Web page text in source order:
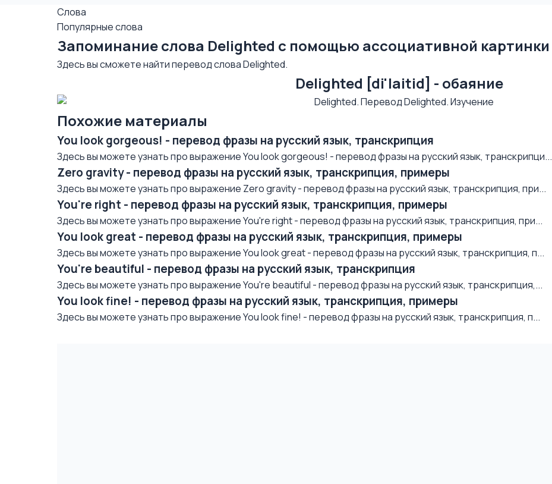
Слова
Популярные слова
Запоминание слова Delighted с помощью ассоциативной картинки
Здесь вы сможете найти перевод слова Delighted.
Delighted [di'laitid] - обаяние
Похожие материалы
You look gorgeous! - перевод фразы на русский язык, транскрипция
Здесь вы можете узнать про выражение You look gorgeous! - перевод фразы на русский язык, транскрипци...
Zero gravity - перевод фразы на русский язык, транскрипция, примеры
Здесь вы можете узнать про выражение Zero gravity - перевод фразы на русский язык, транскрипция, при...
You're right - перевод фразы на русский язык, транскрипция, примеры
Здесь вы можете узнать про выражение You're right - перевод фразы на русский язык, транскрипция, при...
You look great - перевод фразы на русский язык, транскрипция, примеры
Здесь вы можете узнать про выражение You look great - перевод фразы на русский язык, транскрипция, п...
You're beautiful - перевод фразы на русский язык, транскрипция
Здесь вы можете узнать про выражение You're beautiful - перевод фразы на русский язык, транскрипция,...
You look fine! - перевод фразы на русский язык, транскрипция, примеры
Здесь вы можете узнать про выражение You look fine! - перевод фразы на русский язык, транскрипция, п...